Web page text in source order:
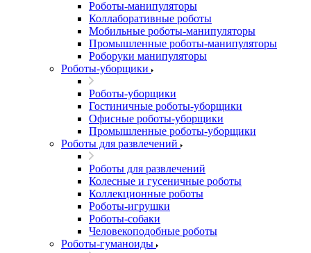
Роботы-манипуляторы
Коллаборативные роботы
Мобильные роботы-манипуляторы
Промышленные роботы-манипуляторы
Роборуки манипуляторы
Роботы-уборщики
Роботы-уборщики
Гостиничные роботы-уборщики
Офисные роботы-уборщики
Промышленные роботы-уборщики
Роботы для развлечений
Роботы для развлечений
Колесные и гусеничные роботы
Коллекционные роботы
Роботы-игрушки
Роботы-собаки
Человекоподобные роботы
Роботы-гуманоиды